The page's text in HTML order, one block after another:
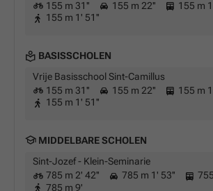
155 m 31''
155 m 22''
155 m
155 m 1' 51''
BASISSCHOLEN
Vrije Basisschool Sint-Camillus
155 m 31''
155 m 22''
155 m
155 m 1' 51''
MIDDELBARE SCHOLEN
Sint-Jozef - Klein-Seminarie
785 m 2' 42''
785 m 1' 53''
785 m 9'